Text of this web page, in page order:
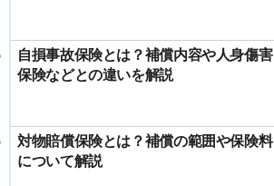
自損事故保険とは？補償内容や人身傷害
保険などとの違いを解説
対物賠償保険とは？補償の範囲や保険料
について解説